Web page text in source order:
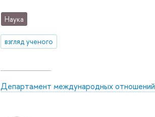
Наука
взгляд ученого
Департамент международных отношений